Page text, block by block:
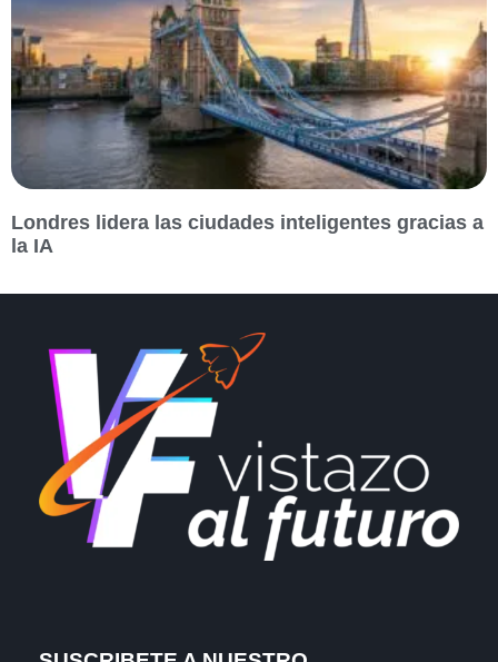
Londres lidera las ciudades inteligentes gracias a
la IA